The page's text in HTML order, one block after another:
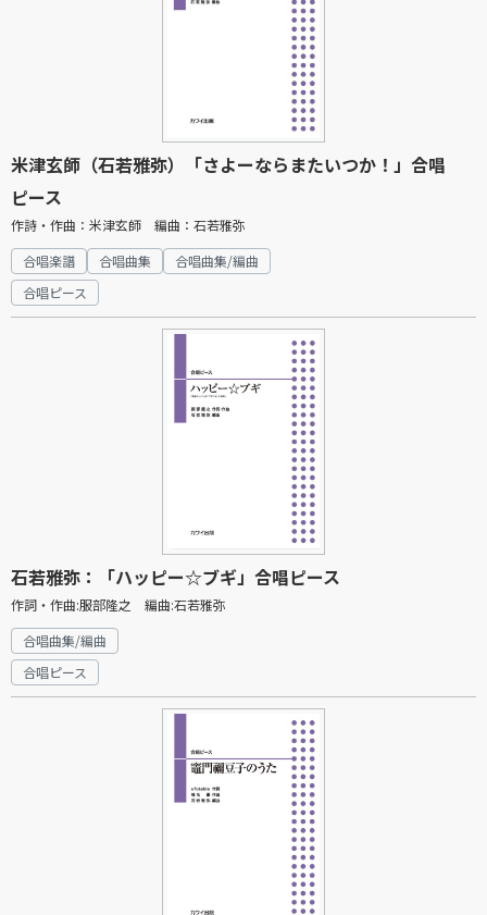
米津玄師（石若雅弥）「さよーならまたいつか！」合唱
ピース
作詩・作曲：米津玄師 編曲：石若雅弥
合唱楽譜
合唱曲集
合唱曲集/編曲
合唱ピース
石若雅弥：「ハッピー☆ブギ」合唱ピース
作詞・作曲:服部隆之 編曲:石若雅弥
合唱曲集/編曲
合唱ピース